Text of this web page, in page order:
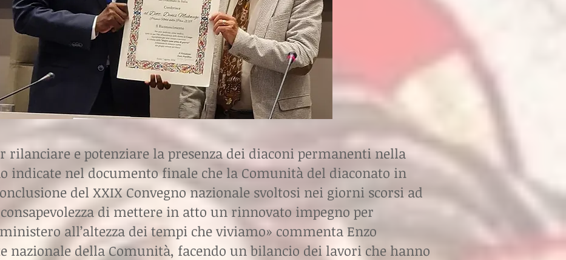
rilanciare e potenziare la presenza dei diaconi permanenti nella
indicate nel documento finale che la Comunità del diaconato in
del XXIX Convegno nazionale svoltosi nei giorni scorsi ad
di mettere in atto un rinnovato impegno per
all’altezza dei tempi che viviamo» commenta Enzo
nazionale della Comunità, facendo un bilancio dei lavori che hanno